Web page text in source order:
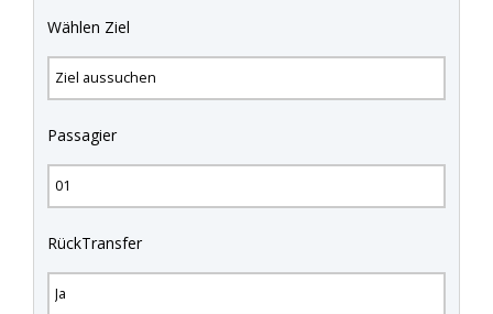
Wählen Ziel
Passagier
RückTransfer